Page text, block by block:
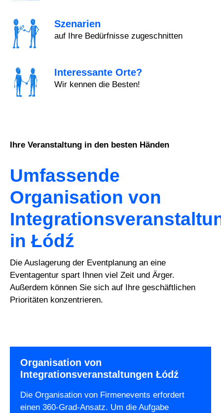
Szenarien
auf Ihre Bedürfnisse zugeschnitten
Interessante Orte?
Wir kennen die Besten!
Ihre Veranstaltung in den besten Händen
Umfassende
Organisation von
in Łódź
Die Auslagerung der Eventplanung an eine
Eventagentur spart Ihnen viel Zeit und Ärger.
Außerdem können Sie sich auf Ihre geschäftlichen
Prioritäten konzentrieren.
Organisation von
Integrationsveranstaltungen Łódź
Die Organisation von Firmenevents erfordert
einen 360-Grad-Ansatz. Um die Aufgabe